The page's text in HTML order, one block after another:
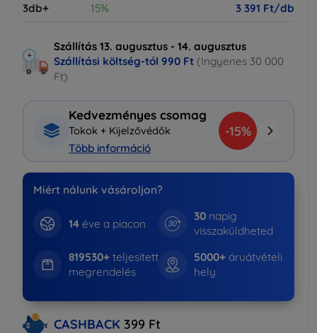
3db+ 15% 3 391 Ft/db
Szállítás 13. augusztus - 14. augusztus
Szállítási költség-tól 990 Ft (Ingyenes 30 000
Ft)
Kedvezményes csomag
Tokok + Kijelzővédők
Több információ
-15%
Miért nálunk vásároljon?
14éve a piacon
30 napig
visszaküldheted
819530+teljesített
megrendelés
5000+ áruátvételi
hely
CASHBACK 399 Ft